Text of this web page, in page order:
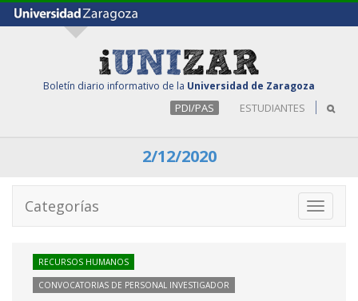
Boletín diario informativo de la Universidad de Zaragoza
PDI/PAS ESTUDIANTES
2/12/2020
Toggle
Categorías
RECURSOS HUMANOS
CONVOCATORIAS DE PERSONAL INVESTIGADOR